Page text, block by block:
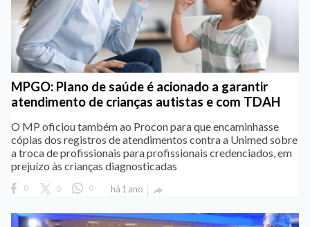
MPGO: Plano de saúde é acionado a garantir
atendimento de crianças autistas e com TDAH
O MP oficiou também ao Procon para que encaminhasse
cópias dos registros de atendimentos contra a Unimed sobre
a troca de profissionais para profissionais credenciados, em
prejuízo às crianças diagnosticadas
0 0 0 há 1 ano 